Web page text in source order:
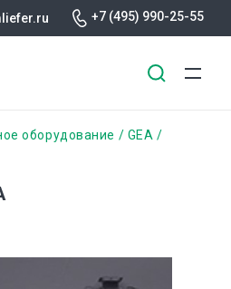
+7 (495) 990-25-55
оборудование
GEA